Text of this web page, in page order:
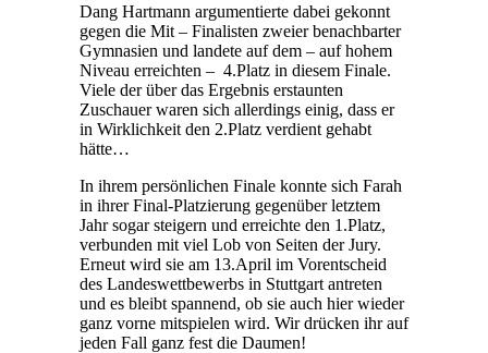
Dang Hartmann argumentierte dabei gekonnt
gegen die Mit – Finalisten zweier benachbarter
Gymnasien und landete auf dem – auf hohem
Niveau erreichten – 4.Platz in diesem Finale.
Viele der über das Ergebnis erstaunten
Zuschauer waren sich allerdings einig, dass er
in Wirklichkeit den 2.Platz verdient gehabt
hätte…
In ihrem persönlichen Finale konnte sich Farah
in ihrer Final-Platzierung gegenüber letztem
Jahr sogar steigern und erreichte den 1.Platz,
verbunden mit viel Lob von Seiten der Jury.
Erneut wird sie am 13.April im Vorentscheid
des Landeswettbewerbs in Stuttgart antreten
und es bleibt spannend, ob sie auch hier wieder
ganz vorne mitspielen wird. Wir drücken ihr auf
jeden Fall ganz fest die Daumen!